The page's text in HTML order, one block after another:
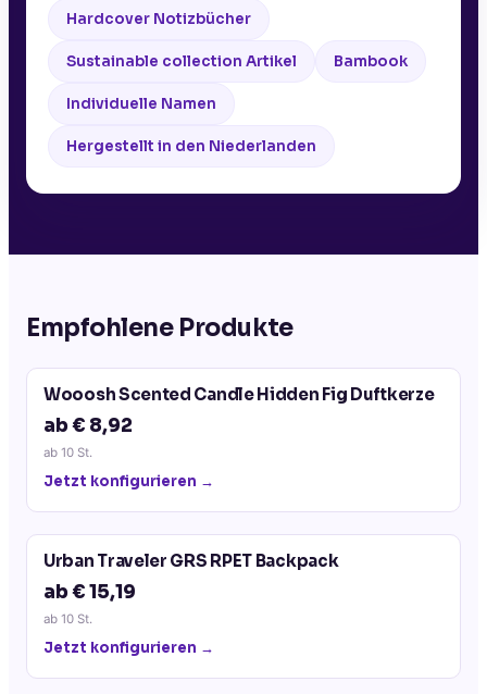
Hardcover Notizbücher
Sustainable collection Artikel Bambook
Individuelle Namen
Hergestellt in den Niederlanden
Empfohlene Produkte
Wooosh Scented Candle Hidden Fig Duftkerze
ab € 8,92
ab 10 St.
Jetzt konfigurieren →
Urban Traveler GRS RPET Backpack
ab € 15,19
ab 10 St.
Jetzt konfigurieren →